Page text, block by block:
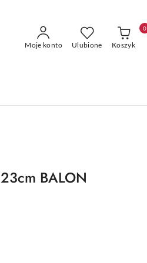
Moje konto Ulubione Koszyk
0
BALON